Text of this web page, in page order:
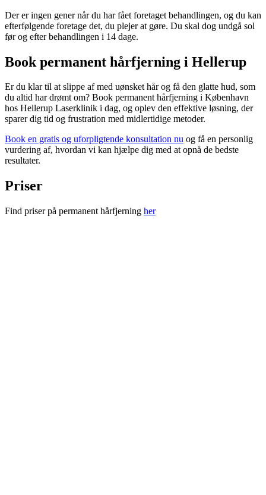
Der er ingen gener når du har fået foretaget behandlingen, og du kan
efterfølgende foretage det, du plejer at gøre. Du skal dog undgå sol
før og efter behandlingen i 14 dage.
Book permanent hårfjerning i Hellerup
Er du klar til at slippe af med uønsket hår og få den glatte hud, som
du altid har drømt om? Book permanent hårfjerning i København
hos Hellerup Laserklinik i dag, og oplev den effektive løsning, der
sparer dig tid og frustration med midlertidige metoder.
Book en gratis og uforpligtende konsultation nu og få en personlig
vurdering af, hvordan vi kan hjælpe dig med at opnå de bedste
resultater.
Priser
Find priser på permanent hårfjerning her